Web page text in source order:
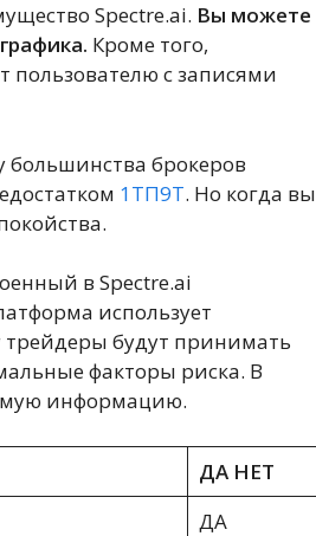
Spectre.ai. Вы можете
Кроме того,
с записями
большинства брокеров
1ТП9Т. Но когда вы
в Spectre.ai
использует
трейдеры будут принимать
факторы риска. В
информацию.
ДА НЕТ
ДА